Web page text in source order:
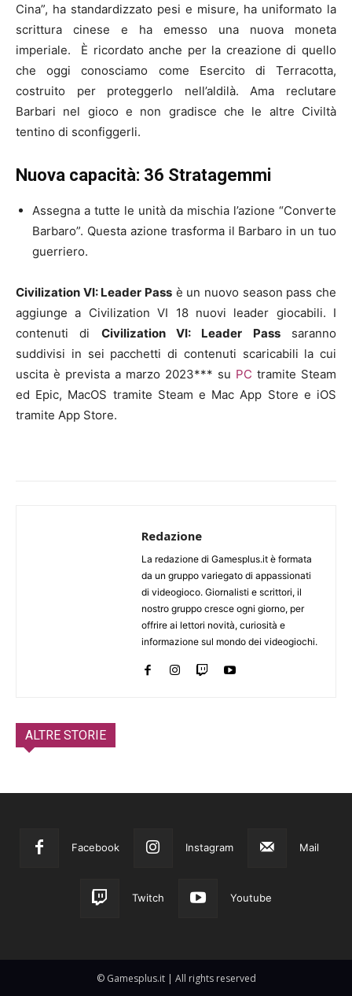
Cina”, ha standardizzato pesi e misure, ha uniformato la
scrittura cinese e ha emesso una nuova moneta
imperiale. È ricordato anche per la creazione di quello
che oggi conosciamo come Esercito di Terracotta,
costruito per proteggerlo nell’aldilà. Ama reclutare
Barbari nel gioco e non gradisce che le altre Civiltà
tentino di sconfiggerli.
Nuova capacità: 36 Stratagemmi
Assegna a tutte le unità da mischia l’azione “Converte
Barbaro”. Questa azione trasforma il Barbaro in un tuo
guerriero.
Civilization VI: Leader Pass è un nuovo season pass che
aggiunge a Civilization VI 18 nuovi leader giocabili. I
contenuti di Civilization VI: Leader Passsaranno
suddivisi in sei pacchetti di contenuti scaricabili la cui
uscita è prevista a marzo 2023*** su PC tramite Steam
ed Epic, MacOS tramite Steam e Mac App Store e iOS
tramite App Store.
Redazione
La redazione di Gamesplus.it è formata
da un gruppo variegato di appassionati
di videogioco. Giornalisti e scrittori, il
nostro gruppo cresce ogni giorno, per
offrire ai lettori novità, curiosità e
informazione sul mondo dei videogiochi.
ALTRE STORIE
Facebook Instagram Mail
Twitch Youtube
© Gamesplus.it | All rights reserved